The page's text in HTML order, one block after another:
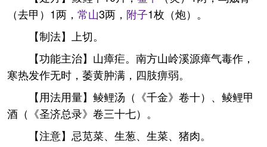
（去甲）1两， 常山3两， 附子1枚（炮）。
【制法】上切。
【功能主治】山瘴疟。南方山岭溪源瘴气毒作，
寒热发作无时，萎黄肿满，四肢痹弱。
【用法用量】鲮鲤汤（《千金》卷十）、鲮鲤甲
酒（《圣济总录》卷三十七）。
【注意】忌苋菜、生葱、生菜、猪肉。